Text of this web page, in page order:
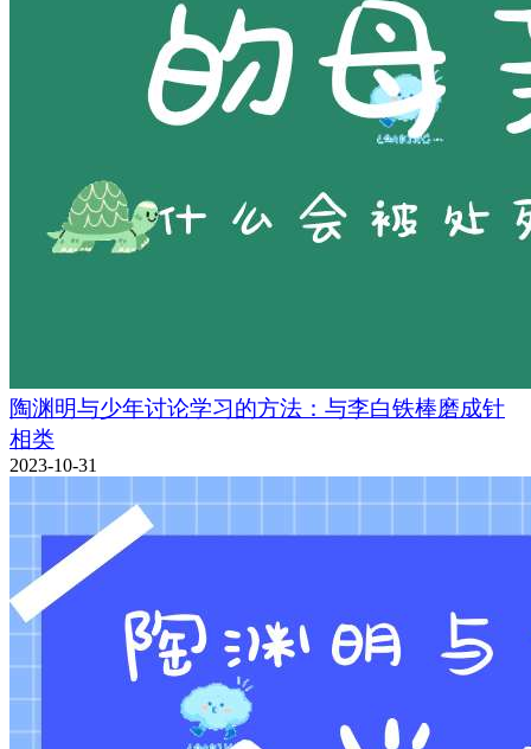
陶渊明与少年讨论学习的方法：与李白铁棒磨成针
相类
2023-10-31